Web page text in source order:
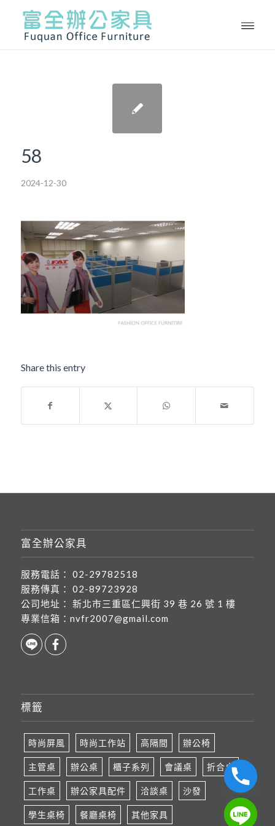
58
2024-12-30
Share this entry
富全辦公家具
服務電話：
02-29782518
服務傳真：
02-89723928
公司地址：
新北市三重區仁興街 39 巷 26 號 1 樓
專業信箱： nvfr2007@gmail.com
標籤
時尚屏風 時尚工作站 高隔間 辦公椅
主管桌 辦公桌 櫃子系列 會議桌 折合桌
工作桌 辦公家具配件 洽談桌 沙發
學生桌椅 餐廳桌椅 其他家具